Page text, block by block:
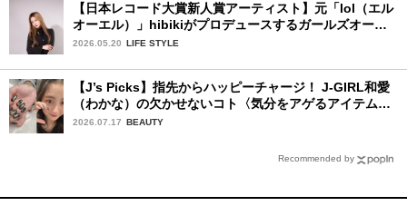
【日本レコード大賞新人賞アーティスト】元「lol（エル
オーエル）」hibikiがプロデュースするガールズオーデ
ィションが始動！ 応募は5月31日（日）まで
2026.05.20 LIFE STYLE
【J’s Picks】指先からハッピーチャージ！ J-GIRL和愛
（わかな）の欠かせないコト〈気分をアゲるアイテム＆
ルーティーン〉
2026.07.17 BEAUTY
Recommended by